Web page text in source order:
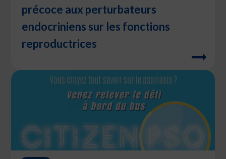
précoce aux perturbateurs
endocriniens sur les fonctions
reproductrices